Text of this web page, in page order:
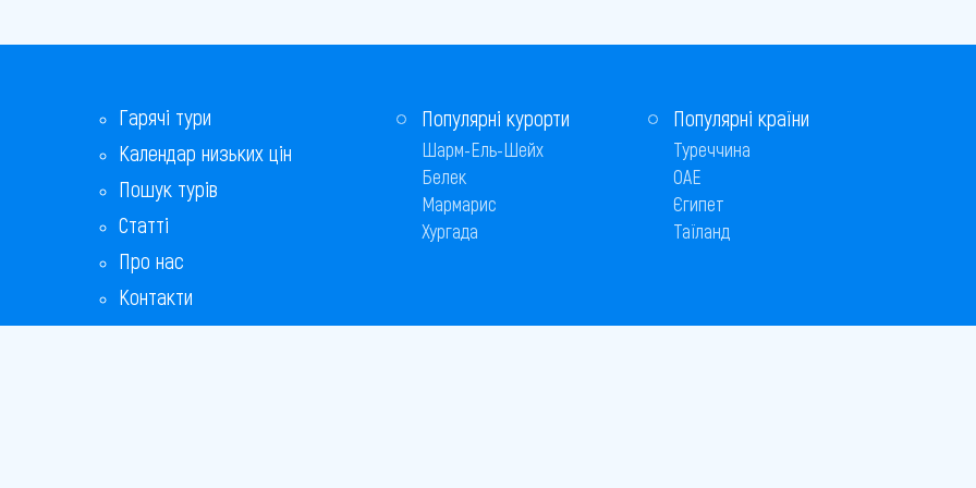
Гарячі тури
Календар низьких цін
Пошук турів
Статті
Про нас
Контакти
Бонусна програма
Популярні курорти
Шарм-Ель-Шейх
Белек
Мармарис
Хургада
Популярні країни
Туреччина
ОАЕ
Єгипет
Таїланд